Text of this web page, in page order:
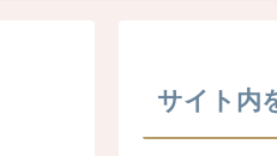
サイト内